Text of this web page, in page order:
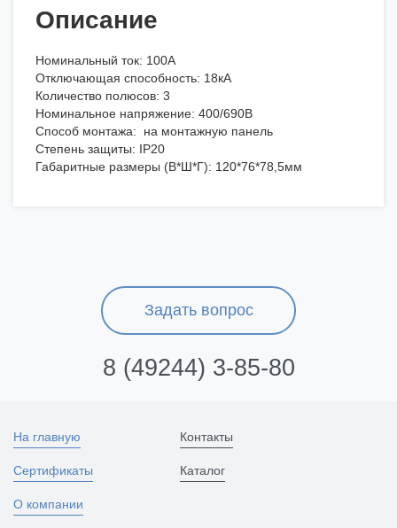
Описание
Номинальный ток: 100А
Отключающая способность: 18кА
Количество полюсов: 3
Номинальное напряжение: 400/690В
Способ монтажа: на монтажную панель
Степень защиты: IP20
Габаритные размеры (В*Ш*Г): 120*76*78,5мм
Задать вопрос
8 (49244) 3-85-80
На главную
Сертификаты
О компании
Контакты
Каталог